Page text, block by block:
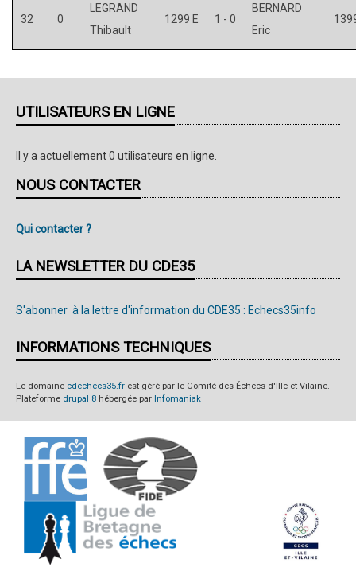
32 0
LEGRAND
Thibault
1299 E 1 - 0
BERNARD
Eric
UTILISATEURS EN LIGNE
Il y a actuellement 0 utilisateurs en ligne.
NOUS CONTACTER
Qui contacter ?
LA NEWSLETTER DU CDE35
S'abonner à la lettre d'information du CDE35 : Echecs35info
INFORMATIONS TECHNIQUES
Le domaine cdechecs35.fr est géré par le Comité des Échecs d'Ille-et-Vilaine.
Plateforme drupal 8 hébergée par Infomaniak